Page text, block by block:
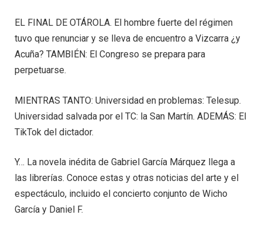
EL FINAL DE OTÁROLA. El hombre fuerte del régimen
tuvo que renunciar y se lleva de encuentro a Vizcarra ¿y
Acuña? TAMBIÉN: El Congreso se prepara para
perpetuarse.
MIENTRAS TANTO: Universidad en problemas: Telesup.
Universidad salvada por el TC: la San Martín. ADEMÁS: El
TikTok del dictador.
Y… La novela inédita de Gabriel García Márquez llega a
las librerías. Conoce estas y otras noticias del arte y el
espectáculo, incluido el concierto conjunto de Wicho
García y Daniel F.